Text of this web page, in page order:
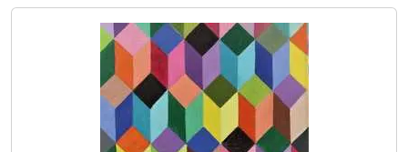
Giovanatto
Laura
Grusovin